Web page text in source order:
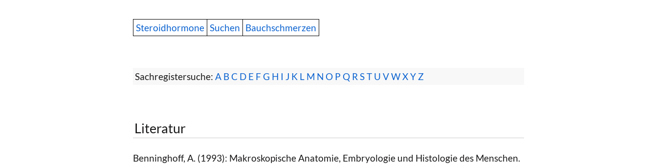
Steroidhormone Suchen Bauchschmerzen
Sachregistersuche: A BC D E F G H I J K L M N O P Q R ST U VWXY Z
Literatur
Benninghoff, A. (1993): Makroskopische Anatomie, Embryologie und Histologie des Menschen.